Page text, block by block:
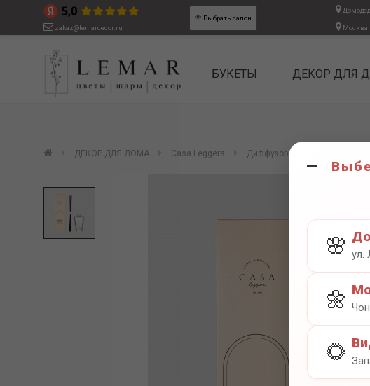
🌸 ул.
🌼
🌻
БУКЕТЫ ДЕКОР ДЛЯ
zakaz@lemardecor.ru
🌸 Выбрать салон
Москва,
ДЕКОР ДЛЯ ДОМА Casa Leggera Диффузор ароматический